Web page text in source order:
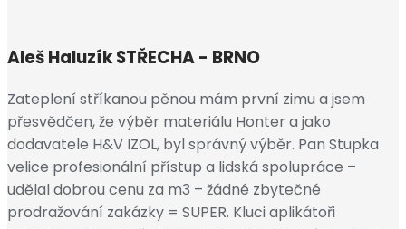
Aleš HaluzíkSTŘECHA - BRNO
Zateplení stříkanou pěnou mám první zimu a jsem
přesvědčen, že výběr materiálu Honter a jako
dodavatele H&V IZOL, byl správný výběr. Pan Stupka
velice profesionální přístup a lidská spolupráce –
udělal dobrou cenu za m3 – žádné zbytečné
prodražování zakázky = SUPER. Kluci aplikátoři